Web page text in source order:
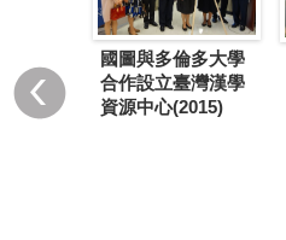
臺灣
國圖與多倫多大學
合作設立臺灣漢學
資源中心(2015)